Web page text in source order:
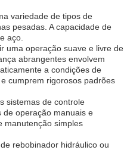
variedade de tipos de
pesadas. A capacidade de
aço.
uma operação suave e livre de
abrangentes envolvem
a condições de
cumprem rigorosos padrões
sistemas de controle
de operação manuais e
manutenção simples
rebobinador hidráulico ou